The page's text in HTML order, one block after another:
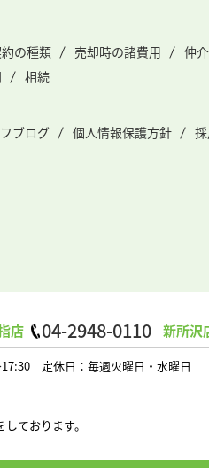
の種類 売却時の諸費用
仲
相続
ブログ 個人情報保護方針
店 04-2948-0110 新所沢
定休日：毎週火曜日・水曜日
ております。